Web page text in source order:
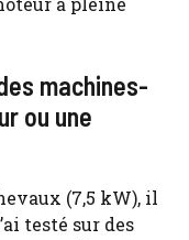
machines-
ou une
(7,5 kW), il
testé sur des